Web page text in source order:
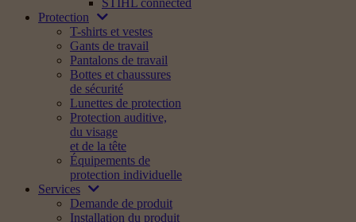
STIHL connected
Protection
T-shirts et vestes
Gants de travail
Pantalons de travail
Bottes et chaussures
de sécurité
Lunettes de protection
Protection auditive,
du visage
et de la tête
Équipements de
protection individuelle
Services
Demande de produit
Installation du produit